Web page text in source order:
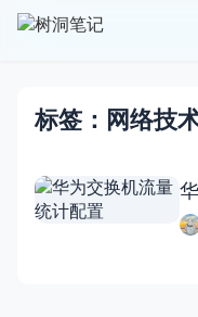
标签：网络技